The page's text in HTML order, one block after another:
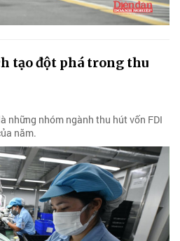
tạo đột phá trong thu
những nhóm ngành thu hút vốn FDI
năm.